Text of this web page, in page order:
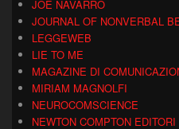
JOE NAVARRO
JOURNAL OF NONVERBAL
LEGGEWEB
LIE TO ME
MAGAZINE DI
MIRIAM MAGNOLFI
NEUROCOMSCIENCE
NEWTON COMPTON EDITORI